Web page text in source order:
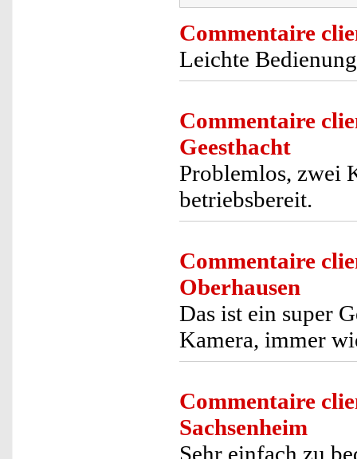
Commentaire
Leichte
Commentaire
Geesthacht
Problemlos, zwei
betriebsbereit.
Commentaire
Oberhausen
Das ist ein super
Kamera, immer
Commentaire
Sachsenheim
Sehr einfach zu